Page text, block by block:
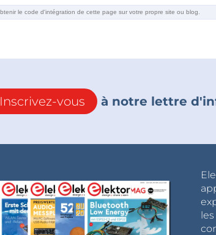
Inscrivez-vous à notre lettre